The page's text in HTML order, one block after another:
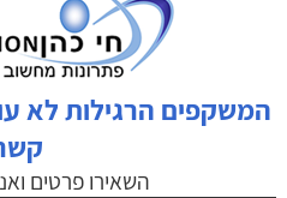
המשקפים הרגילות לא
השאירו פרטים